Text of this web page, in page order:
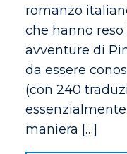
romanzo
che hanno
avventure di
da essere
(con 240
maniera […]